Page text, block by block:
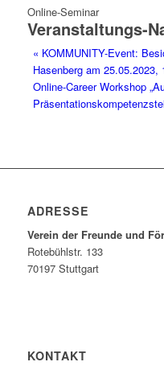
Online-Seminar
Veranstaltungs-
« KOMMUNITY-Event:
Hasenberg am 25.05.2023,
Online-Career Workshop
ADRESSE
Verein der Freunde und
Rotebühlstr. 133
70197 Stuttgart
KONTAKT